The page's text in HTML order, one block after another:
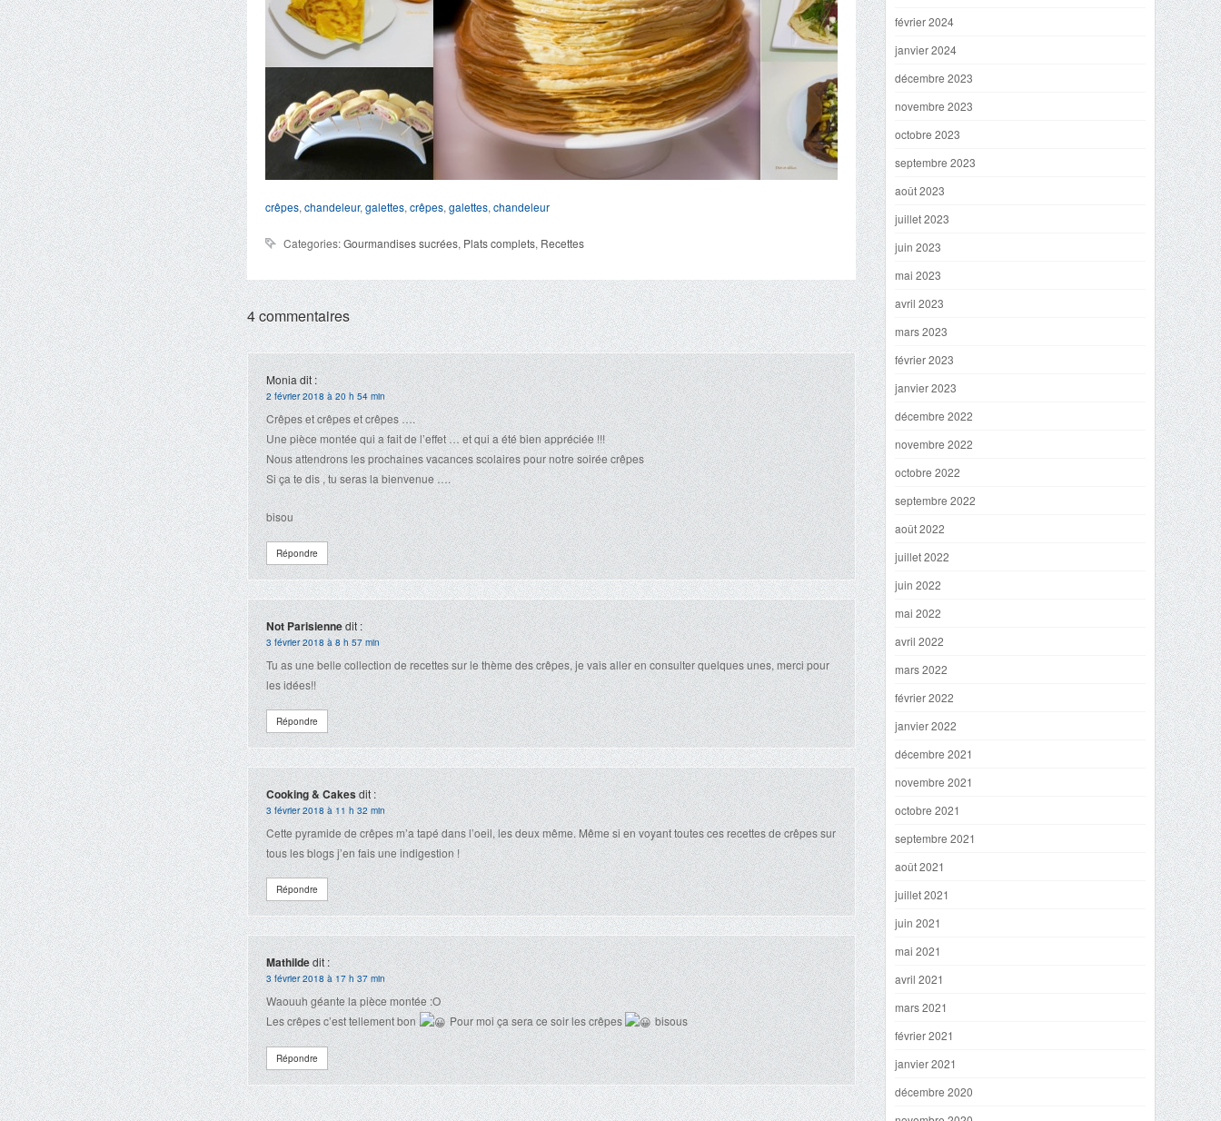
crêpes, chandeleur, galettes, crêpes, galettes, chandeleur
Categories:Gourmandises sucrées, Plats complets, Recettes
4 commentaires
Moniadit :
2 février 2018 à 20 h 54 min
Crêpes et crêpes et crêpes ….
Une pièce montée qui a fait de l’effet … et qui a été bien appréciée !!!
Nous attendrons les prochaines vacances scolaires pour notre soirée crêpes
Si ça te dis , tu seras la bienvenue ….
bisou
Répondre
Not Parisiennedit :
3 février 2018 à 8 h 57 min
Tu as une belle collection de recettes sur le thème des crêpes, je vais aller en consulter quelques unes, merci pour
les idées!!
Répondre
Cooking & Cakesdit :
3 février 2018 à 11 h 32 min
Cette pyramide de crêpes m’a tapé dans l’oeil, les deux même. Même si en voyant toutes ces recettes de crêpes sur
tous les blogs j’en fais une indigestion !
Répondre
Mathildedit :
3 février 2018 à 17 h 37 min
Waouuh géante la pièce montée :O
Les crêpes c’est tellement bon
Pour moi ça sera ce soir les crêpes bisous
Répondre
février 2024
janvier 2024
décembre 2023
novembre 2023
octobre 2023
septembre 2023
août 2023
juillet 2023
juin 2023
mai 2023
avril 2023
mars 2023
février 2023
janvier 2023
décembre 2022
novembre 2022
octobre 2022
septembre 2022
août 2022
juillet 2022
juin 2022
mai 2022
avril 2022
mars 2022
février 2022
janvier 2022
décembre 2021
novembre 2021
octobre 2021
septembre 2021
août 2021
juillet 2021
juin 2021
mai 2021
avril 2021
mars 2021
février 2021
janvier 2021
décembre 2020